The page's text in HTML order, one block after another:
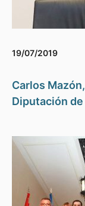
19/07/2019
Carlos
Diputación